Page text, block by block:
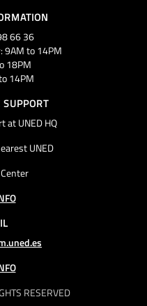
RESERVED
66 36
9AM to 14PM
18PM
14PM
SUPPORT
at UNED HQ
UNED